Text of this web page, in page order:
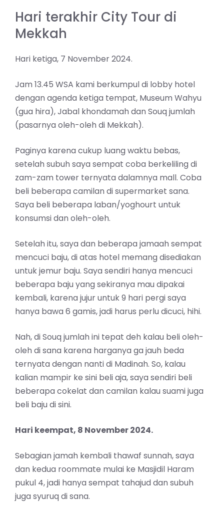
Hari terakhir City Tour di
Mekkah
Hari ketiga, 7 November 2024.
Jam 13.45 WSA kami berkumpul di lobby hotel
dengan agenda ketiga tempat, Museum Wahyu
(gua hira), Jabal khondamah dan Souq jumlah
(pasarnya oleh-oleh di Mekkah).
Paginya karena cukup luang waktu bebas,
setelah subuh saya sempat coba berkeliling di
zam-zam tower ternyata dalamnya mall. Coba
beli beberapa camilan di supermarket sana.
Saya beli beberapa laban/yoghourt untuk
konsumsi dan oleh-oleh.
Setelah itu, saya dan beberapa jamaah sempat
mencuci baju, di atas hotel memang disediakan
untuk jemur baju. Saya sendiri hanya mencuci
beberapa baju yang sekiranya mau dipakai
kembali, karena jujur untuk 9 hari pergi saya
hanya bawa 6 gamis, jadi harus perlu dicuci, hihi.
Nah, di Souq jumlah ini tepat deh kalau beli oleh-
oleh di sana karena harganya ga jauh beda
ternyata dengan nanti di Madinah. So, kalau
kalian mampir ke sini beli aja, saya sendiri beli
beberapa cokelat dan camilan kalau suami juga
beli baju di sini.
Hari keempat, 8 November 2024.
Sebagian jamah kembali thawaf sunnah, saya
dan kedua roommate mulai ke Masjidil Haram
pukul 4, jadi hanya sempat tahajud dan subuh
juga syuruq di sana.